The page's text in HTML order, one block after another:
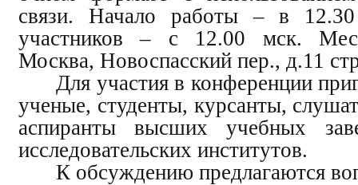
связи. Начало работы – в
участников – с 12.00 мск.
Москва, Новоспасский пер., д.11
Для участия в конференции
ученые, студенты, курсанты,
аспиранты высших учебных
исследовательских институтов.
К обсуждению предлагаются